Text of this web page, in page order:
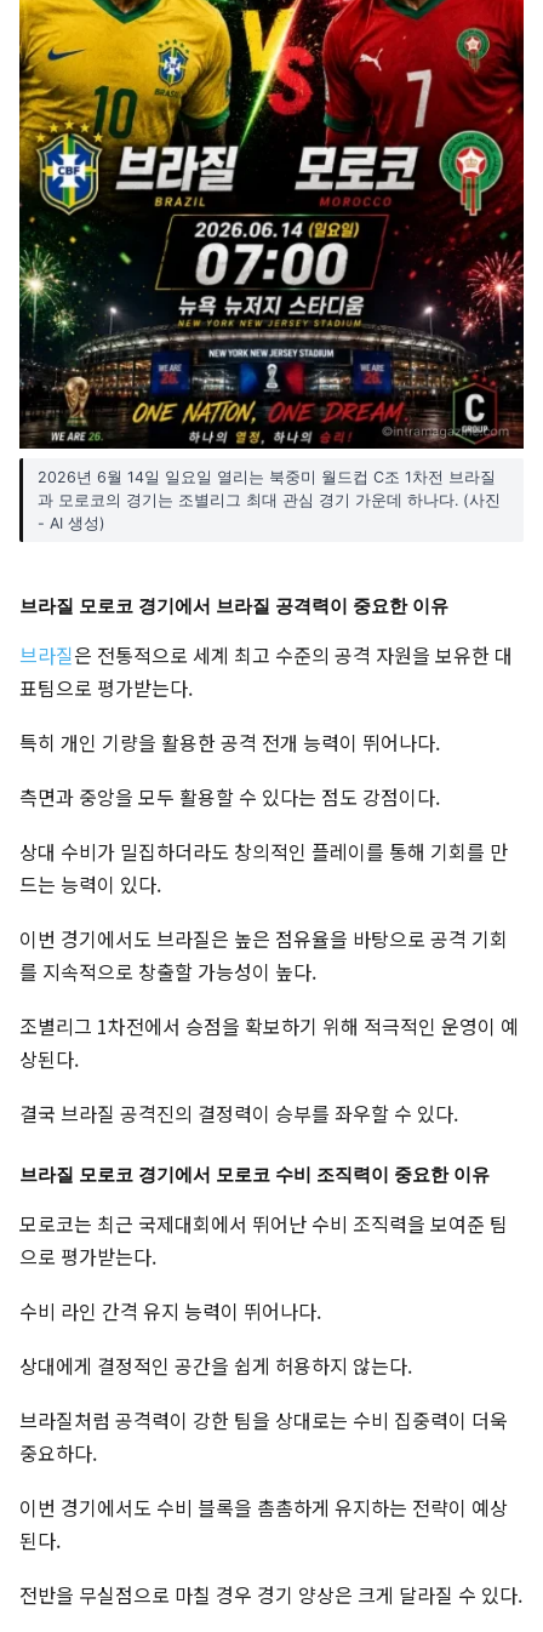
2026년 6월 14일 일요일 열리는 북중미 월드컵 C조 1차전 브라질
과 모로코의 경기는 조별리그 최대 관심 경기 가운데 하나다. (사진
- AI 생성)
브라질 모로코 경기에서 브라질 공격력이 중요한 이유
브라질은 전통적으로 세계 최고 수준의 공격 자원을 보유한 대
표팀으로 평가받는다.
특히 개인 기량을 활용한 공격 전개 능력이 뛰어나다.
측면과 중앙을 모두 활용할 수 있다는 점도 강점이다.
상대 수비가 밀집하더라도 창의적인 플레이를 통해 기회를 만
드는 능력이 있다.
이번 경기에서도 브라질은 높은 점유율을 바탕으로 공격 기회
를 지속적으로 창출할 가능성이 높다.
조별리그 1차전에서 승점을 확보하기 위해 적극적인 운영이 예
상된다.
결국 브라질 공격진의 결정력이 승부를 좌우할 수 있다.
브라질 모로코 경기에서 모로코 수비 조직력이 중요한 이유
모로코는 최근 국제대회에서 뛰어난 수비 조직력을 보여준 팀
으로 평가받는다.
수비 라인 간격 유지 능력이 뛰어나다.
상대에게 결정적인 공간을 쉽게 허용하지 않는다.
브라질처럼 공격력이 강한 팀을 상대로는 수비 집중력이 더욱
중요하다.
이번 경기에서도 수비 블록을 촘촘하게 유지하는 전략이 예상
된다.
전반을 무실점으로 마칠 경우 경기 양상은 크게 달라질 수 있다.